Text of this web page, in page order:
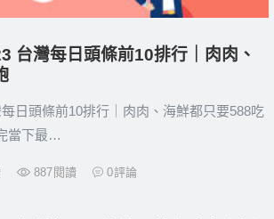
台灣每日頭條前10排行｜肉肉、
日頭條前10排行｜肉肉、海鮮都只要588吃
當下最…
887閱讀 0評論